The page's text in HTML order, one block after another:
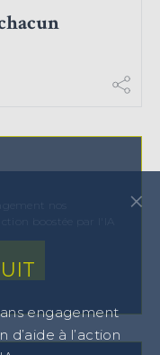
nos
boostée par l'IA
×
engagement
à l’action